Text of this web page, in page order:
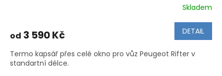
Skladem
od 3 590 Kč DETAIL
Termo kapsář přes celé okno pro vůz Peugeot Rifter v
standartní délce.